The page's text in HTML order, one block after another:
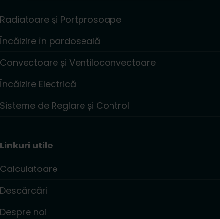
Radiatoare și Portprosoape
Încălzire în pardoseală
Convectoare și Ventiloconvectoare
Încălzire Electrică
Sisteme de Reglare și Control
Linkuri utile
Calculatoare
Descărcări
Despre noi